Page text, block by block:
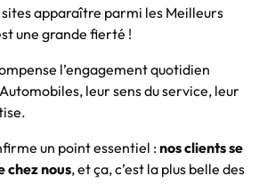
sites apparaître parmi les Meilleurs
une grande fierté !
l’engagement quotidien
leur sens du service, leur
un point essentiel :nos clients se
chez nous, et ça, c’est la plus belle des